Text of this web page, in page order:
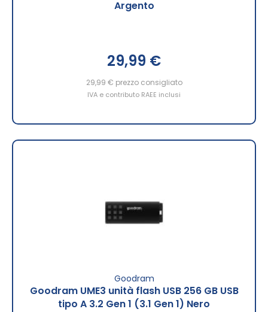
Argento
29,99 €
29,99 € prezzo consigliato
IVA e contributo RAEE inclusi
Goodram
Goodram UME3 unità flash USB 256 GB USB
tipo A 3.2 Gen 1 (3.1 Gen 1) Nero